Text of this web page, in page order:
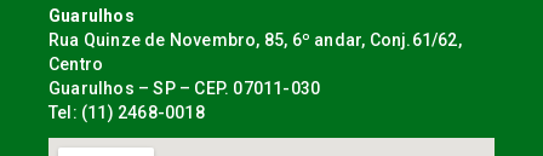
Guarulhos
Rua Quinze de Novembro, 85, 6º andar, Conj.61/62,
Centro
Guarulhos – SP – CEP. 07011-030
Tel: (11) 2468-0018